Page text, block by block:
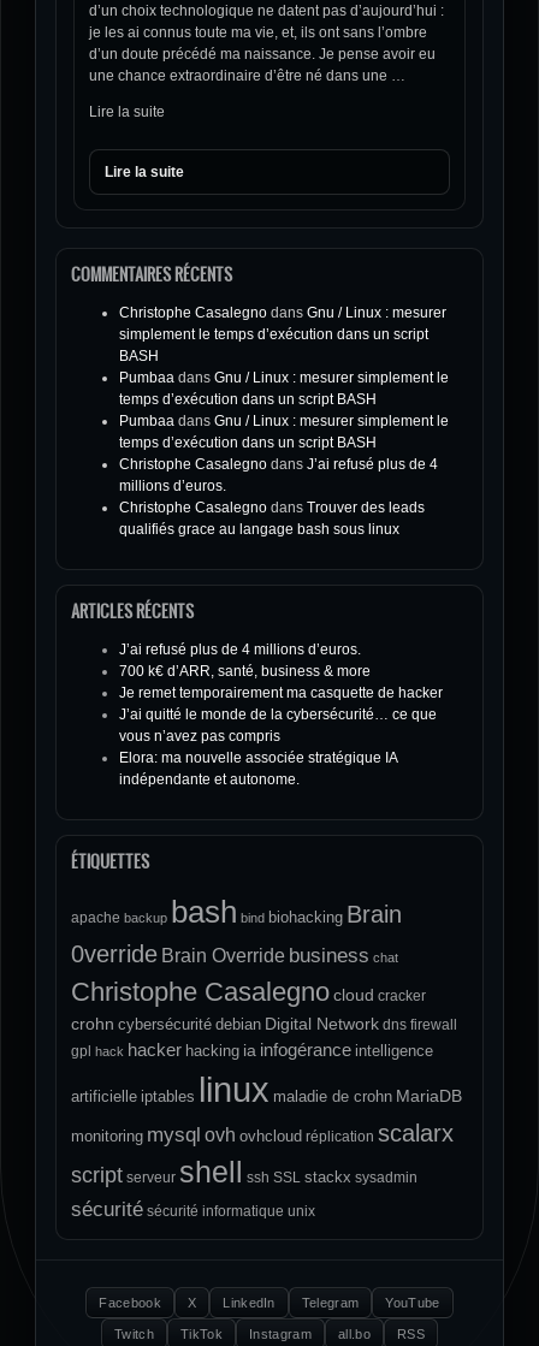
d’un choix technologique ne datent pas d’aujourd’hui :
je les ai connus toute ma vie, et, ils ont sans l’ombre
d’un doute précédé ma naissance. Je pense avoir eu
une chance extraordinaire d’être né dans une …
Lire la suite
Lire la suite
COMMENTAIRES RÉCENTS
Christophe Casalegno dans Gnu / Linux : mesurer
simplement le temps d’exécution dans un script
BASH
Pumbaa dans Gnu / Linux : mesurer simplement le
temps d’exécution dans un script BASH
Pumbaa dans Gnu / Linux : mesurer simplement le
temps d’exécution dans un script BASH
Christophe Casalegno dans J’ai refusé plus de 4
millions d’euros.
Christophe Casalegno dans Trouver des leads
qualifiés grace au langage bash sous linux
ARTICLES RÉCENTS
J’ai refusé plus de 4 millions d’euros.
700 k€ d’ARR, santé, business & more
Je remet temporairement ma casquette de hacker
J’ai quitté le monde de la cybersécurité… ce que
vous n’avez pas compris
Elora: ma nouvelle associée stratégique IA
indépendante et autonome.
ÉTIQUETTES
apache backup bash bind biohacking Brain
0verride Brain Override business chat
Christophe Casalegnocloud cracker
crohn cybersécurité debian Digital Network dns firewall
gpl
hack hacker hacking ia infogérance intelligence
artificielle iptables linux maladie de crohn MariaDB
monitoring mysql ovh ovhcloud réplication scalarx
script serveur shell ssh SSL stackx sysadmin
sécurité sécurité informatique unix
Facebook X LinkedIn Telegram YouTube
Twitch TikTok Instagram all.bo RSS